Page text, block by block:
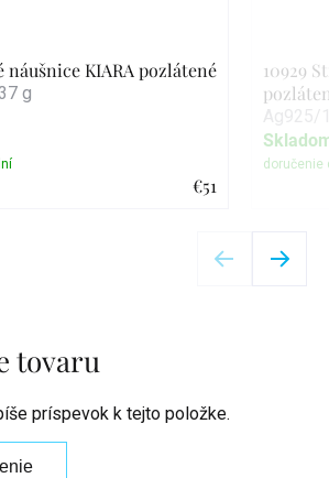
náušnice KIARA pozlátené
g
€51
10929
tovaru
príspevok k tejto položke.